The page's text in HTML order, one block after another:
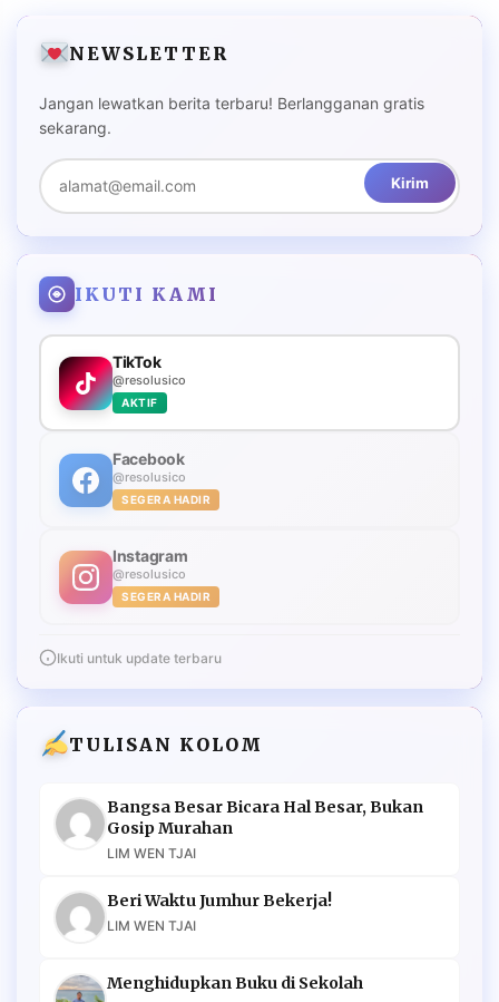
NEWSLETTER
Jangan lewatkan berita terbaru! Berlangganan gratis
sekarang.
Kirim
IKUTI KAMI
TikTok
@resolusico
AKTIF
Facebook
@resolusico
SEGERA HADIR
Instagram
@resolusico
SEGERA HADIR
Ikuti untuk update terbaru
TULISAN KOLOM
Bangsa Besar Bicara Hal Besar, Bukan
Gosip Murahan
LIM WEN TJAI
Beri Waktu Jumhur Bekerja!
LIM WEN TJAI
Menghidupkan Buku di Sekolah